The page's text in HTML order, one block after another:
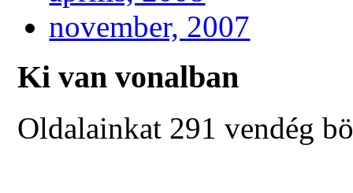
november, 2007
Ki van vonalban
Oldalainkat 291 vendég